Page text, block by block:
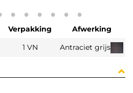
Verpakking
Afwerking
1 VN Antraciet grijs